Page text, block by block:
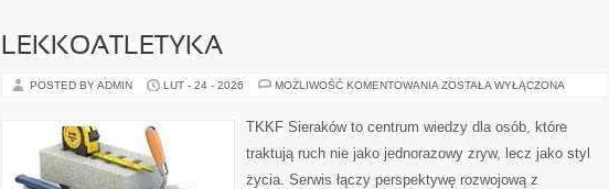
LEKKOATLETYKA
POSTED BY ADMIN LUT - 24 - 2026 MOŻLIWOŚĆ KOMENTOWANIA LEKKOATLETYKA
ZOSTAŁA WYŁĄCZONA
TKKF Sieraków to centrum wiedzy dla osób, które
traktują ruch nie jako jednorazowy zryw, lecz jako styl
życia. Serwis łączy perspektywę rozwojową z